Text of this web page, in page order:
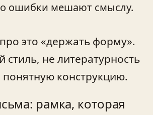
ошибки мешают смыслу.
про это «держать форму».
стиль, не литературность
конструкцию.
рамка, которая